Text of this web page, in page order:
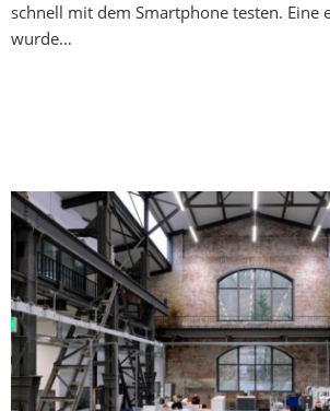
schnell mit dem Smartphone testen. Eine
wurde…